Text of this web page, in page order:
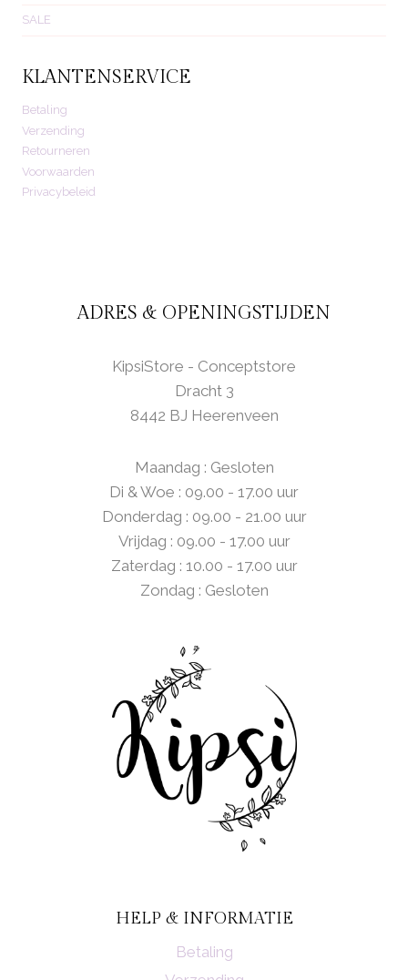
SALE
KLANTENSERVICE
Betaling
Verzending
Retourneren
Voorwaarden
Privacybeleid
ADRES & OPENINGSTIJDEN
KipsiStore - Conceptstore
Dracht 3
8442 BJ Heerenveen
Maandag : Gesloten
Di & Woe : 09.00 - 17.00 uur
Donderdag : 09.00 - 21.00 uur
Vrijdag : 09.00 - 17.00 uur
Zaterdag : 10.00 - 17.00 uur
Zondag : Gesloten
HELP & INFORMATIE
Betaling